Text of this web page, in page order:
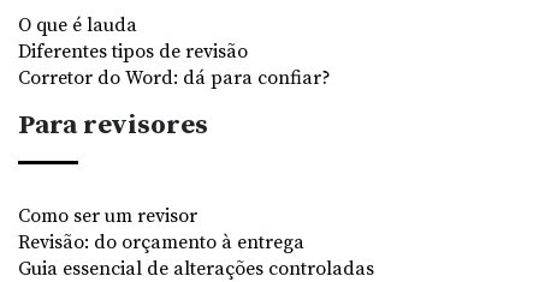
O que é lauda
Diferentes tipos de revisão
Corretor do Word: dá para confiar?
Para revisores
Como ser um revisor
Revisão: do orçamento à entrega
Guia essencial de alterações controladas